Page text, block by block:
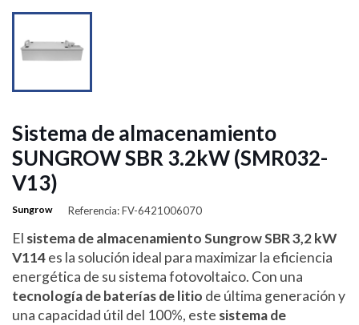
Sistema de almacenamiento
SUNGROW SBR 3.2kW (SMR032-
V13)
Sungrow Referencia: FV-6421006070
El sistema de almacenamiento Sungrow SBR 3,2 kW
V114es la solución ideal para maximizar la eficiencia
energética de su sistema fotovoltaico. Con una
tecnología de baterías de litio de última generación y
una capacidad útil del 100%, este sistema de